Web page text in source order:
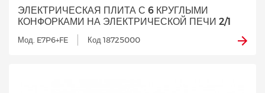
ЭЛЕКТРИЧЕСКАЯ ПЛИТА С 6 КРУГЛЫМИ
КОНФОРКАМИ НА ЭЛЕКТРИЧЕСКОЙ ПЕЧИ 2/1
Мод. E7P6+FE Код 18725000